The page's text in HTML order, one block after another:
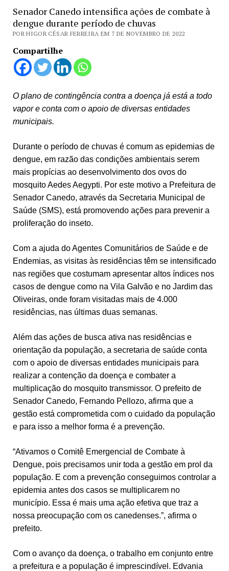
Senador Canedo intensifica ações de combate à
dengue durante período de chuvas
POR HIGOR CÉSAR FERREIRA EM 7 DE NOVEMBRO DE 2022
Compartilhe
O plano de contingência contra a doença já está a todo
vapor e conta com o apoio de diversas entidades
municipais.
Durante o período de chuvas é comum as epidemias de
dengue, em razão das condições ambientais serem
mais propícias ao desenvolvimento dos ovos do
mosquito Aedes Aegypti. Por este motivo a Prefeitura de
Senador Canedo, através da Secretaria Municipal de
Saúde (SMS), está promovendo ações para prevenir a
proliferação do inseto.
Com a ajuda do Agentes Comunitários de Saúde e de
Endemias, as visitas às residências têm se intensificado
nas regiões que costumam apresentar altos índices nos
casos de dengue como na Vila Galvão e no Jardim das
Oliveiras, onde foram visitadas mais de 4.000
residências, nas últimas duas semanas.
Além das ações de busca ativa nas residências e
orientação da população, a secretaria de saúde conta
com o apoio de diversas entidades municipais para
realizar a contenção da doença e combater a
multiplicação do mosquito transmissor. O prefeito de
Senador Canedo, Fernando Pellozo, afirma que a
gestão está comprometida com o cuidado da população
e para isso a melhor forma é a prevenção.
“Ativamos o Comitê Emergencial de Combate à
Dengue, pois precisamos unir toda a gestão em prol da
população. E com a prevenção conseguimos controlar a
epidemia antes dos casos se multiplicarem no
município. Essa é mais uma ação efetiva que traz a
nossa preocupação com os canedenses.”, afirma o
prefeito.
Com o avanço da doença, o trabalho em conjunto entre
a prefeitura e a população é imprescindível. Edvania